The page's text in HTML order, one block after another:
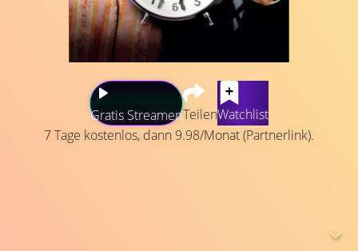
Gratis StreamenTeilenWatchlist
7 Tage kostenlos, dann 9.98/Monat (Partnerlink).
und unfreundlichen Wettermann Phil Connors, seine